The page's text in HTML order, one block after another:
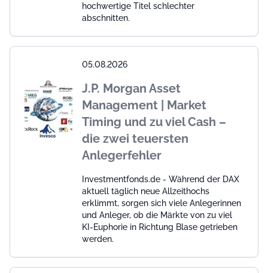
hochwertige Titel schlechter
abschnitten.
05.08.2026
J.P. Morgan Asset
Management | Market
Timing und zu viel Cash –
die zwei teuersten
Anlegerfehler
Investmentfonds.de - Während der DAX
aktuell täglich neue Allzeithochs
erklimmt, sorgen sich viele Anlegerinnen
und Anleger, ob die Märkte von zu viel
KI-Euphorie in Richtung Blase getrieben
werden.